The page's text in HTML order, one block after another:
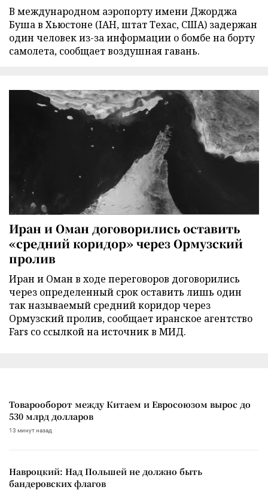
В международном аэропорту имени Джорджа
Буша в Хьюстоне (IAH, штат Техас, США) задержан
один человек из-за информации о бомбе на борту
самолета, сообщает воздушная гавань.
Иран и Оман договорились оставить
«средний коридор» через Ормузский
пролив
Иран и Оман в ходе переговоров договорились
через определенный срок оставить лишь один
так называемый средний коридор через
Ормузский пролив, сообщает иранское агентство
Fars со ссылкой на источник в МИД.
Товарооборот между Китаем и Евросоюзом вырос до
530 млрд долларов
13 минут назад
Навроцкий: Над Польшей не должно быть
бандеровских флагов